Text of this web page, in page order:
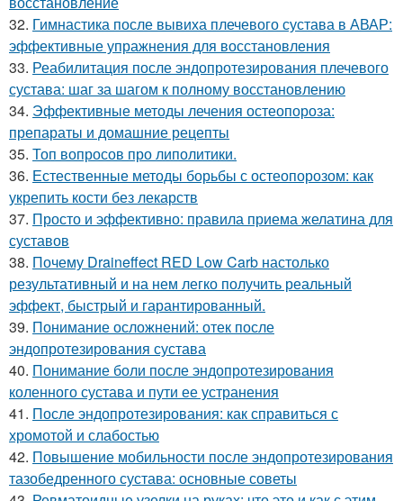
32. Гимнастика после вывиха плечевого сустава в АВАР:
эффективные упражнения для восстановления
33. Реабилитация после эндопротезирования плечевого
сустава: шаг за шагом к полному восстановлению
34. Эффективные методы лечения остеопороза:
препараты и домашние рецепты
35. Топ вопросов про липолитики.
36. Естественные методы борьбы с остеопорозом: как
укрепить кости без лекарств
37. Просто и эффективно: правила приема желатина для
суставов
38. Почему Draineffect RED Low Carb настолько
результативный и на нем легко получить реальный
эффект, быстрый и гарантированный.
39. Понимание осложнений: отек после
эндопротезирования сустава
40. Понимание боли после эндопротезирования
коленного сустава и пути ее устранения
41. После эндопротезирования: как справиться с
хромотой и слабостью
42. Повышение мобильности после эндопротезирования
тазобедренного сустава: основные советы